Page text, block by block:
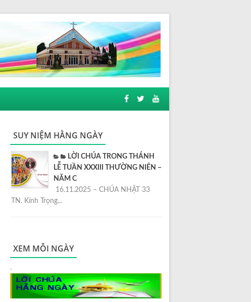
SUY NIỆM HẰNG NGÀY
LỜI CHÚA TRONG THÁNH
LỄ TUẦN XXXIII THƯỜNG NIÊN –
NĂM C
16.11.2025 – CHÚA NHẬT 33
TN. Kính Trọng...
XEM MỖI NGÀY
.